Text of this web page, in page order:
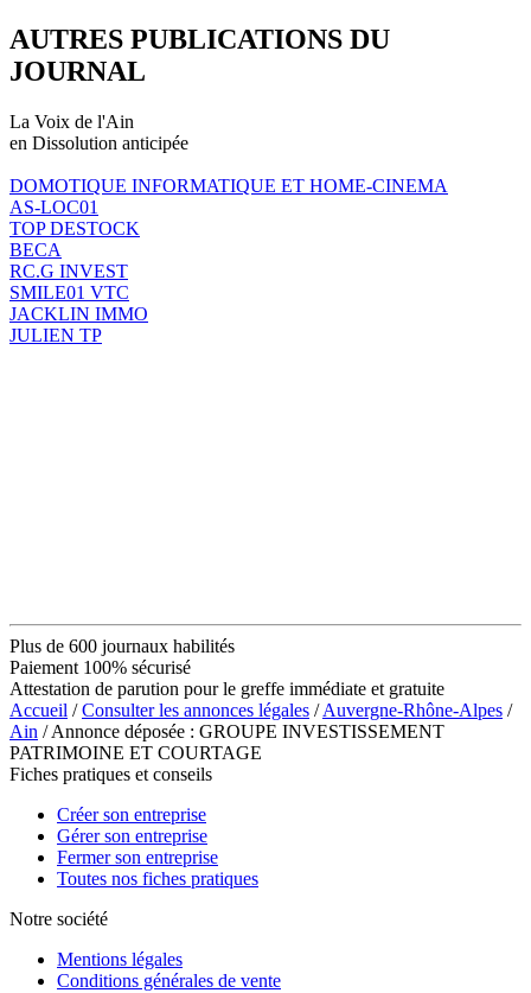
AUTRES PUBLICATIONS DU
JOURNAL
La Voix de l'Ain
en Dissolution anticipée
DOMOTIQUE INFORMATIQUE ET HOME-CINEMA
AS-LOC01
TOP DESTOCK
BECA
RC.G INVEST
SMILE01 VTC
JACKLIN IMMO
JULIEN TP
Plus de 600 journaux habilités
Paiement 100% sécurisé
Attestation de parution pour le greffe immédiate et gratuite
Accueil /Consulter les annonces légales /Auvergne-Rhône-Alpes /
Ain / Annonce déposée : GROUPE INVESTISSEMENT
PATRIMOINE ET COURTAGE
Fiches pratiques et conseils
Créer son entreprise
Gérer son entreprise
Fermer son entreprise
Toutes nos fiches pratiques
Notre société
Mentions légales
Conditions générales de vente